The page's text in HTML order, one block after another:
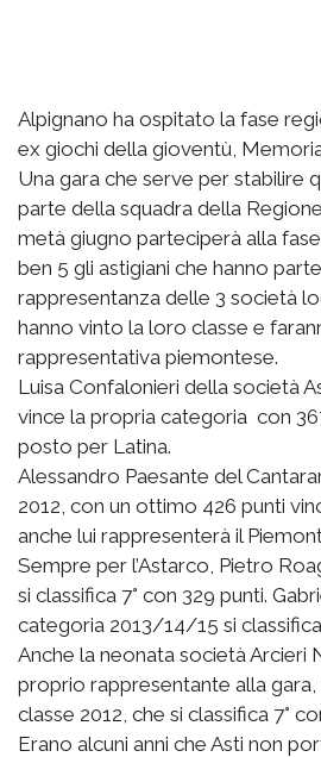
Alpignano ha ospitato la fase
ex giochi della gioventù,
Una gara che serve per stabilire
parte della squadra della
metà giugno parteciperà alla
ben 5 gli astigiani che hanno
rappresentanza delle 3 società
hanno vinto la loro classe e
rappresentativa piemontese.
Luisa Confalonieri della società
vince la propria categoria con
posto per Latina.
Alessandro Paesante del
2012, con un ottimo 426 punti
anche lui rappresenterà il
Sempre per l’Astarco, Pietro
si classifica 7° con 329 punti.
categoria 2013/14/15 si classifica
Anche la neonata società Arcieri
proprio rappresentante alla gara,
classe 2012, che si classifica 7°
Erano alcuni anni che Asti non